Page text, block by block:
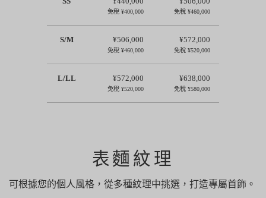
免稅 ¥400,000 免稅 ¥460,000
S/M ¥506,000
免稅 ¥460,000
¥572,000
免稅 ¥520,000
L/LL ¥572,000
免稅 ¥520,000
¥638,000
免稅 ¥580,000
表麵紋理
可根據您的個人風格，從多種紋理中挑選，打造專屬首飾。